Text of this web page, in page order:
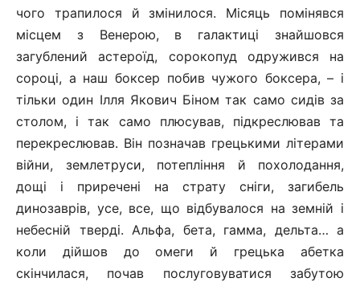
чого трапилося й змінилося. Місяць помінявся
місцем з Венерою, в галактиці знайшовся
загублений астероїд, сорокопуд одружився на
сороці, а наш боксер побив чужого боксера, – і
тільки один Ілля Якович Біном так само сидів за
столом, і так само плюсував, підкреслював та
перекреслював. Він позначав грецькими літерами
війни, землетруси, потепління й похолодання,
дощі і приречені на страту сніги, загибель
динозаврів, усе, все, що відбувалося на земній і
небесній тверді. Альфа, бета, гамма, дельта… а
коли дійшов до омеги й грецька абетка
скінчилася, почав послуговуватися забутою